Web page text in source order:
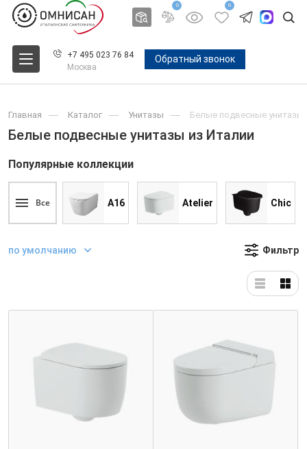
0 0
+7 495 023 76 84
Москва
Обратный звонок
Главная Каталог Унитазы Белые подвесные унитазы
Белые подвесные унитазы из Италии
Популярные коллекции
Все A16 Atelier Chic
по умолчанию Фильтр